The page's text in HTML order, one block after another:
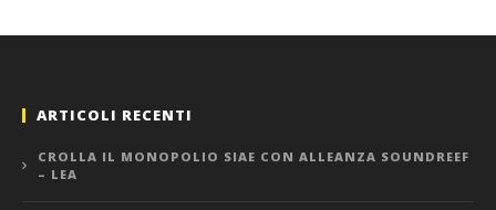
ARTICOLI RECENTI
CROLLA IL MONOPOLIO SIAE CON ALLEANZA SOUNDREEF
– LEA